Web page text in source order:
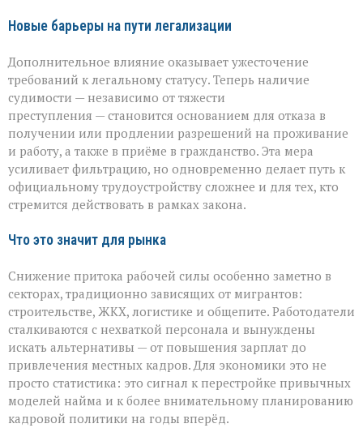
Новые барьеры на пути легализации
Дополнительное влияние оказывает ужесточение
требований к легальному статусу. Теперь наличие
судимости — независимо от тяжести
преступления — становится основанием для отказа в
получении или продлении разрешений на проживание
и работу, а также в приёме в гражданство. Эта мера
усиливает фильтрацию, но одновременно делает путь к
официальному трудоустройству сложнее и для тех, кто
стремится действовать в рамках закона.
Что это значит для рынка
Снижение притока рабочей силы особенно заметно в
секторах, традиционно зависящих от мигрантов:
строительстве, ЖКХ, логистике и общепите. Работодатели
сталкиваются с нехваткой персонала и вынуждены
искать альтернативы — от повышения зарплат до
привлечения местных кадров. Для экономики это не
просто статистика: это сигнал к перестройке привычных
моделей найма и к более внимательному планированию
кадровой политики на годы вперёд.